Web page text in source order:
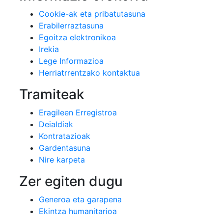
Cookie-ak eta pribatutasuna
Erabilerraztasuna
Egoitza elektronikoa
Irekia
Lege Informazioa
Herriatrrentzako kontaktua
Tramiteak
Eragileen Erregistroa
Deialdiak
Kontratazioak
Gardentasuna
Nire karpeta
Zer egiten dugu
Generoa eta garapena
Ekintza humanitarioa